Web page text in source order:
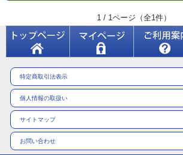
1 / 1ページ（全1件）
特定商取引法表示
個人情報の取扱い
サイトマップ
お問い合わせ